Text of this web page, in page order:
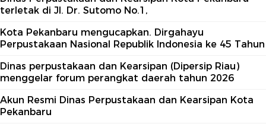
terletak di Jl. Dr. Sutomo No.1,
Kota Pekanbaru mengucapkan. Dirgahayu
Perpustakaan Nasional Republik Indonesia ke 45 Tahun
Dinas perpustakaan dan Kearsipan (Dipersip Riau)
menggelar forum perangkat daerah tahun 2026
Akun Resmi Dinas Perpustakaan dan Kearsipan Kota
Pekanbaru